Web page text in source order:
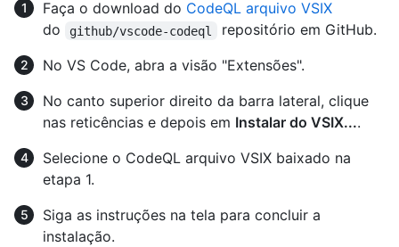
Faça o download do CodeQL arquivo VSIX
do
github/vscode-codeql
repositório em GitHub.
No VS Code, abra a visão "Extensões".
No canto superior direito da barra lateral, clique
nas reticências e depois em Instalar do VSIX....
Selecione o CodeQL arquivo VSIX baixado na
etapa 1.
Siga as instruções na tela para concluir a
instalação.